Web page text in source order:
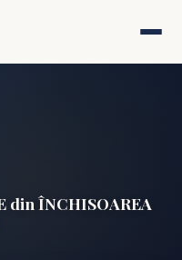
din ÎNCHISOAREA